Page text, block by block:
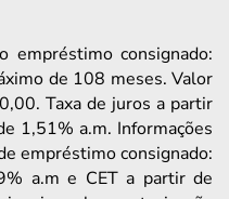
empréstimo consignado:
de 108 meses. Valor
Taxa de juros a partir
1,51% a.m. Informações
empréstimo consignado:
a.m e CET a partir de